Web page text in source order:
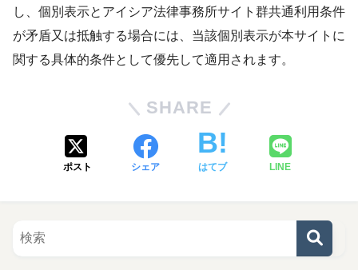
し、個別表示とアイシア法律事務所サイト群共通利用条件
が矛盾又は抵触する場合には、当該個別表示が本サイトに
関する具体的条件として優先して適用されます。
SHARE
ポスト シェア はてブ LINE